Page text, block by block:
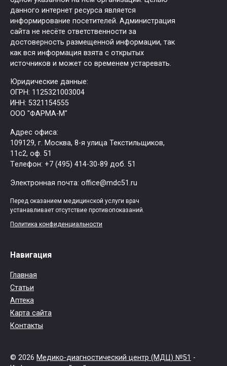
данного интернет ресурса является
информирование посетителей. Администрация
сайта не несёте ответственности за
достоверность размещенной информации, так
как вся информация взята с открытых
источников и может со временем устаревать.
Юридические данные:
ОГРН: 1125321003004
ИНН: 5321154555
ООО "ФАРМА-М"
Адрес офиса:
109129, г. Москва, ​8-я улица Текстильщиков,
11с2, оф. 51
Tелефон: +7 (495) 414-30-89 доб. 51
Электронная почта: office@mdc51.ru
Перед оказанием медицинской услуги врач
устанавливает отсутствие противопоказаний.
Политика конфиденциальности
Навигация
Главная
Статьи
Аптека
Карта сайта
Контакты
© 2026 Медико-диагностический центр (МДЦ) №51 -